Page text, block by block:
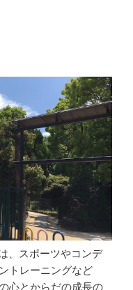
、スポーツやコンデ
トレーニングなど
心とからだの成長の